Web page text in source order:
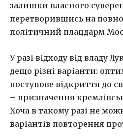
залишки власного
перетворившись на
політичний плацдарм
У разі відходу від владу
дещо різні варіанти:
поступове відкриття до
– призначення
Хоча в такому разі не
варіантів повторення